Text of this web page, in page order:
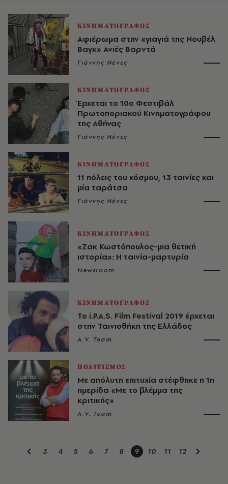
ΚΙΝΗΜΑΤΟΓΡΑΦΟΣ
Αφιέρωμα στην «γιαγιά της Νουβέλ
Βαγκ» Ανιές Βαρντά
Γιάννης Νένες
ΚΙΝΗΜΑΤΟΓΡΑΦΟΣ
Έρχεται το 10ο Φεστιβάλ
Πρωτοποριακού Κινηματογράφου
της Αθήνας
Γιάννης Νένες
ΚΙΝΗΜΑΤΟΓΡΑΦΟΣ
11 πόλεις του κόσμου, 13 ταινίες και
μία ταράτσα
Γιάννης Νένες
ΚΙΝΗΜΑΤΟΓΡΑΦΟΣ
«Ζακ Κωστόπουλος-μια θετική
ιστορία»: Η ταινία-μαρτυρία
Newsroom
ΚΙΝΗΜΑΤΟΓΡΑΦΟΣ
Το i.P.A.S. Film Festival 2019 έρχεται
στην Ταινιοθήκη της Ελλάδος
A.V. Team
ΠΟΛΙΤΙΣΜΟΣ
Με απόλυτη επιτυχία στέφθηκε η 1η
ημερίδα «Με το βλέμμα της
κριτικής»
A.V. Team
3 4 5 6 7 8 9 10 11 12